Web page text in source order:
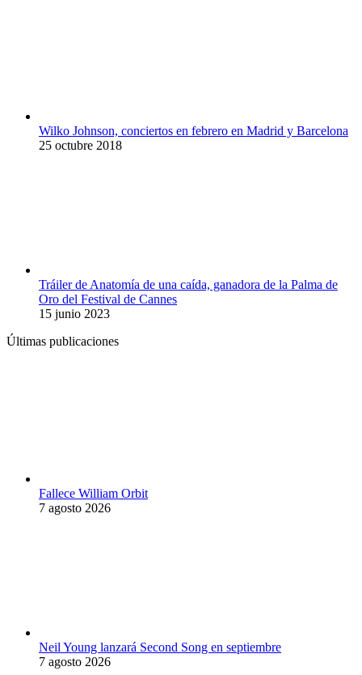
Wilko Johnson, conciertos en febrero en Madrid y Barcelona
25 octubre 2018
Tráiler de Anatomía de una caída, ganadora de la Palma de
Oro del Festival de Cannes
15 junio 2023
Últimas publicaciones
Fallece William Orbit
7 agosto 2026
Neil Young lanzará Second Song en septiembre
7 agosto 2026